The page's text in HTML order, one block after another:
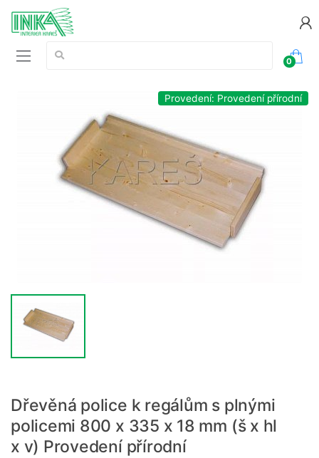
Vyhledávání:
0
Provedení: Provedení přírodní
Dřevěná police k regálům s plnými
policemi 800 x 335 x 18 mm (š x hl
x v) Provedení přírodní